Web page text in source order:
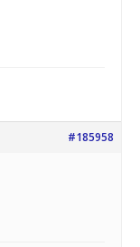
#185958